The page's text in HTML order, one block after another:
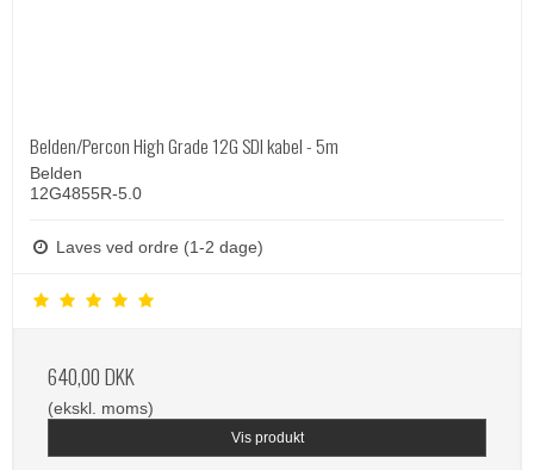
Belden/Percon High Grade 12G SDI kabel - 5m
Belden
12G4855R-5.0
Laves ved ordre (1-2 dage)
640,00 DKK
(ekskl. moms)
Vis produkt